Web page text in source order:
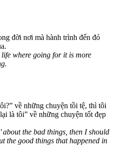
đời nơi mà hành trình đến đó
life where going for it is more
về những chuyện tồi tệ, thì tôi
là tôi” về những chuyện tốt đẹp
about the bad things, then I should
the good things that happened in